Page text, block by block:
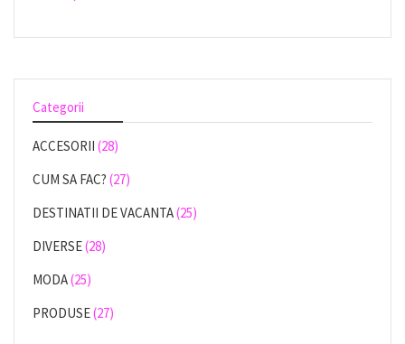
Categorii
ACCESORII (28)
CUM SA FAC? (27)
DESTINATII DE VACANTA(25)
DIVERSE(28)
MODA(25)
PRODUSE(27)